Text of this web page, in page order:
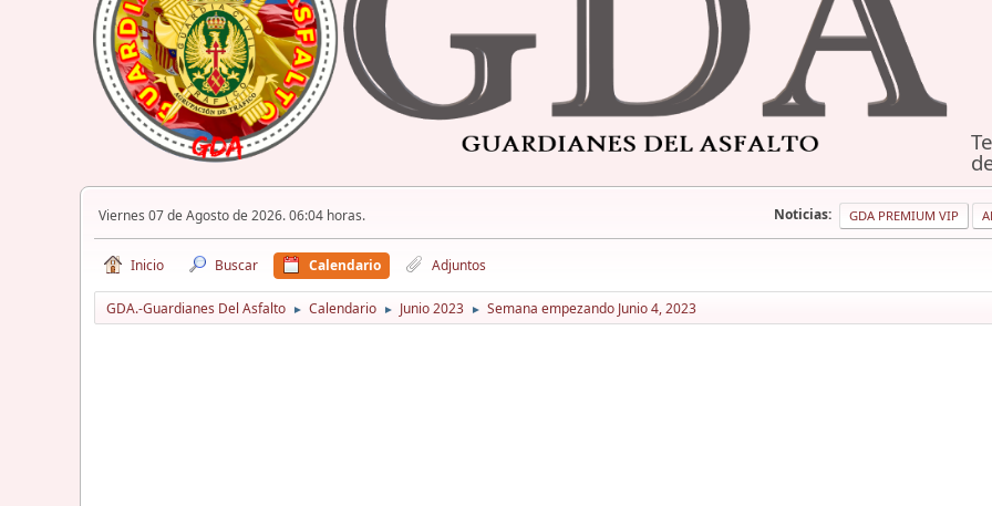
Viernes 07 de Agosto de 2026. 06:04 horas. Noticias: GDA PREMIUM VIP
Inicio Buscar Calendario Adjuntos
GDA.-Guardianes Del Asfalto ► Calendario ► Junio 2023 ► Semana empezando Junio 4, 2023